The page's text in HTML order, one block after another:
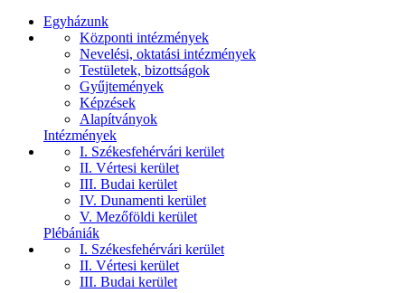
Egyházunk
Központi intézmények
Nevelési, oktatási intézmények
Testületek, bizottságok
Gyűjtemények
Képzések
Alapítványok
Intézmények
I. Székesfehérvári kerület
II. Vértesi kerület
III. Budai kerület
IV. Dunamenti kerület
V. Mezőföldi kerület
Plébániák
I. Székesfehérvári kerület
II. Vértesi kerület
III. Budai kerület